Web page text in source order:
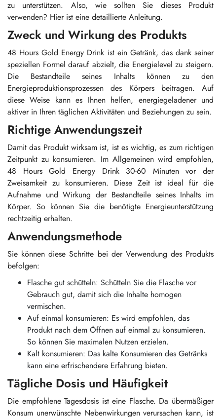
zu unterstützen. Also, wie sollten Sie dieses Produkt
verwenden? Hier ist eine detaillierte Anleitung.
Zweck und Wirkung des Produkts
48 Hours Gold Energy Drink ist ein Getränk, das dank seiner
speziellen Formel darauf abzielt, die Energielevel zu steigern.
Die Bestandteile seines Inhalts können zu den
Energieproduktionsprozessen des Körpers beitragen. Auf
diese Weise kann es Ihnen helfen, energiegeladener und
aktiver in Ihren täglichen Aktivitäten und Beziehungen zu sein.
Richtige Anwendungszeit
Damit das Produkt wirksam ist, ist es wichtig, es zum richtigen
Zeitpunkt zu konsumieren. Im Allgemeinen wird empfohlen,
48 Hours Gold Energy Drink 30-60 Minuten vor der
Zweisamkeit zu konsumieren. Diese Zeit ist ideal für die
Aufnahme und Wirkung der Bestandteile seines Inhalts im
Körper. So können Sie die benötigte Energieunterstützung
rechtzeitig erhalten.
Anwendungsmethode
Sie können diese Schritte bei der Verwendung des Produkts
befolgen:
Flasche gut schütteln: Schütteln Sie die Flasche vor
Gebrauch gut, damit sich die Inhalte homogen
vermischen.
Auf einmal konsumieren: Es wird empfohlen, das
Produkt nach dem Öffnen auf einmal zu konsumieren.
So können Sie maximalen Nutzen erzielen.
Kalt konsumieren: Das kalte Konsumieren des Getränks
kann eine erfrischendere Erfahrung bieten.
Tägliche Dosis und Häufigkeit
Die empfohlene Tagesdosis ist eine Flasche. Da übermäßiger
Konsum unerwünschte Nebenwirkungen verursachen kann, ist